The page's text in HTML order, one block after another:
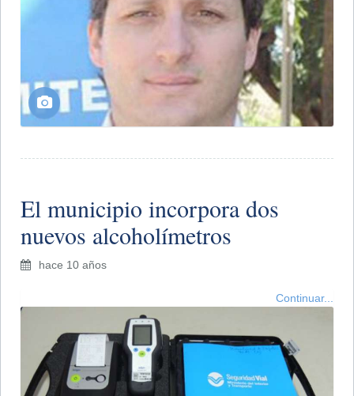
El municipio incorpora dos
nuevos alcoholímetros
hace 10 años
Continuar...